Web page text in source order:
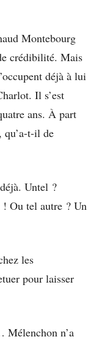
Montebourg
crédibilité. Mais
déjà à lui
Il s’est
ans. À part
t-il de
Untel ?
Ou tel autre ? Un
les
pour laisser
Mélenchon n’a